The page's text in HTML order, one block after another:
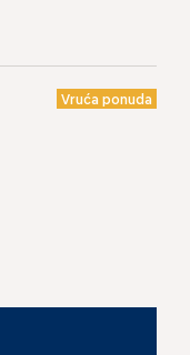
Vruća ponuda